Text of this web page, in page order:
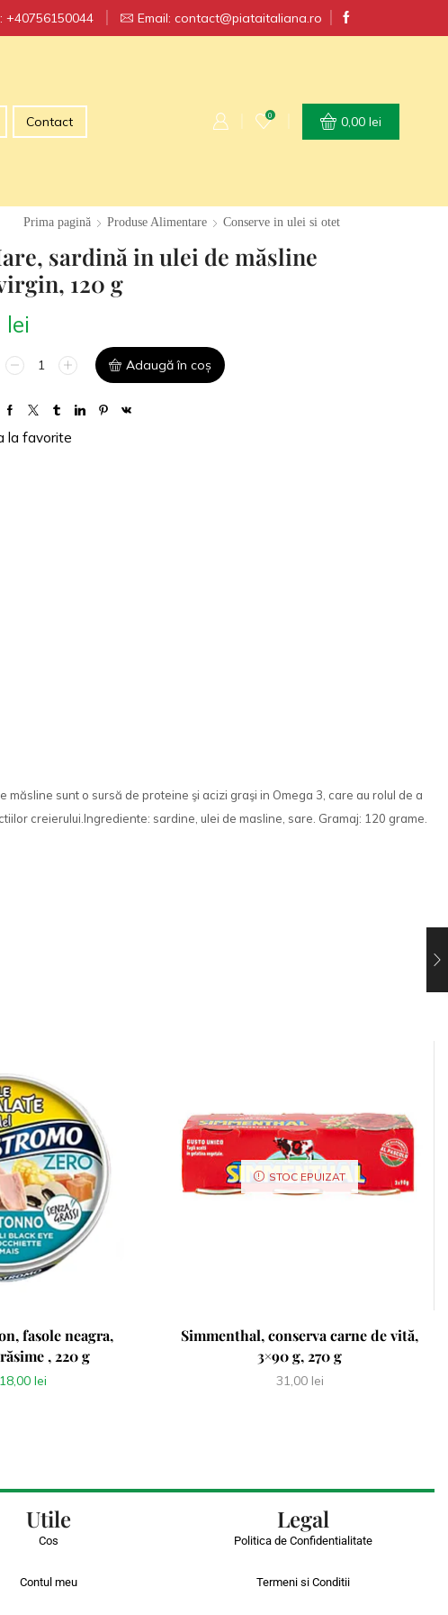
GRATUIT la comenzi peste 250 lei
+40756150044 Email: contact@piataitaliana.ro
Contact 0 0,00lei
Prima pagină Produse Alimentare Conserve in ulei si otet
sardină in ulei de măsline
120 g
lei
Adaugă în coș
la favorite
sunt o sursă de proteine şi acizi graşi in Omega 3, care au rolul de a
creierului. Ingrediente: sardine, ulei de masline, sare. Gramaj: 120 grame.
fasole neagra,
, 220 g
18,00 lei
STOC EPUIZAT
Simmenthal, conserva carne de vită,
3×90 g, 270 g
31,00 lei
Utile
Cos
Contul meu
Legal
Politica de Confidentialitate
Termeni si Conditii